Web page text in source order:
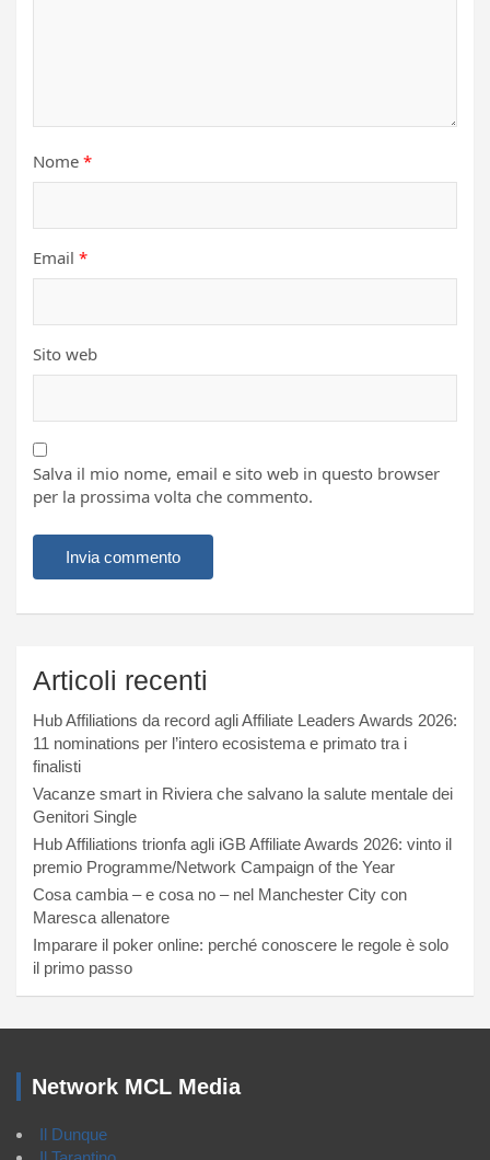
Nome *
Email *
Sito web
Salva il mio nome, email e sito web in questo browser
per la prossima volta che commento.
Articoli recenti
Hub Affiliations da record agli Affiliate Leaders Awards 2026:
11 nominations per l’intero ecosistema e primato tra i
finalisti
Vacanze smart in Riviera che salvano la salute mentale dei
Genitori Single
Hub Affiliations trionfa agli iGB Affiliate Awards 2026: vinto il
premio Programme/Network Campaign of the Year
Cosa cambia – e cosa no – nel Manchester City con
Maresca allenatore
Imparare il poker online: perché conoscere le regole è solo
il primo passo
Network MCL Media
Il Dunque